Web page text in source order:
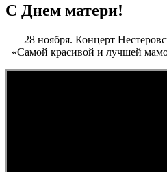
С Днем матери!
28 ноября. Концерт
«Самой красивой и лучшей